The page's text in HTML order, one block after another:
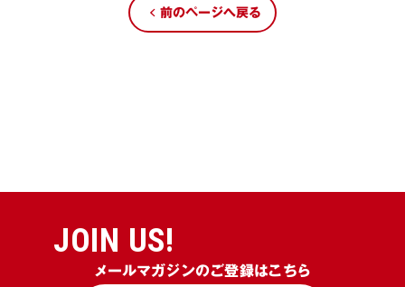
前のページへ戻る
JOIN US!
メールマガジンのご登録はこちら